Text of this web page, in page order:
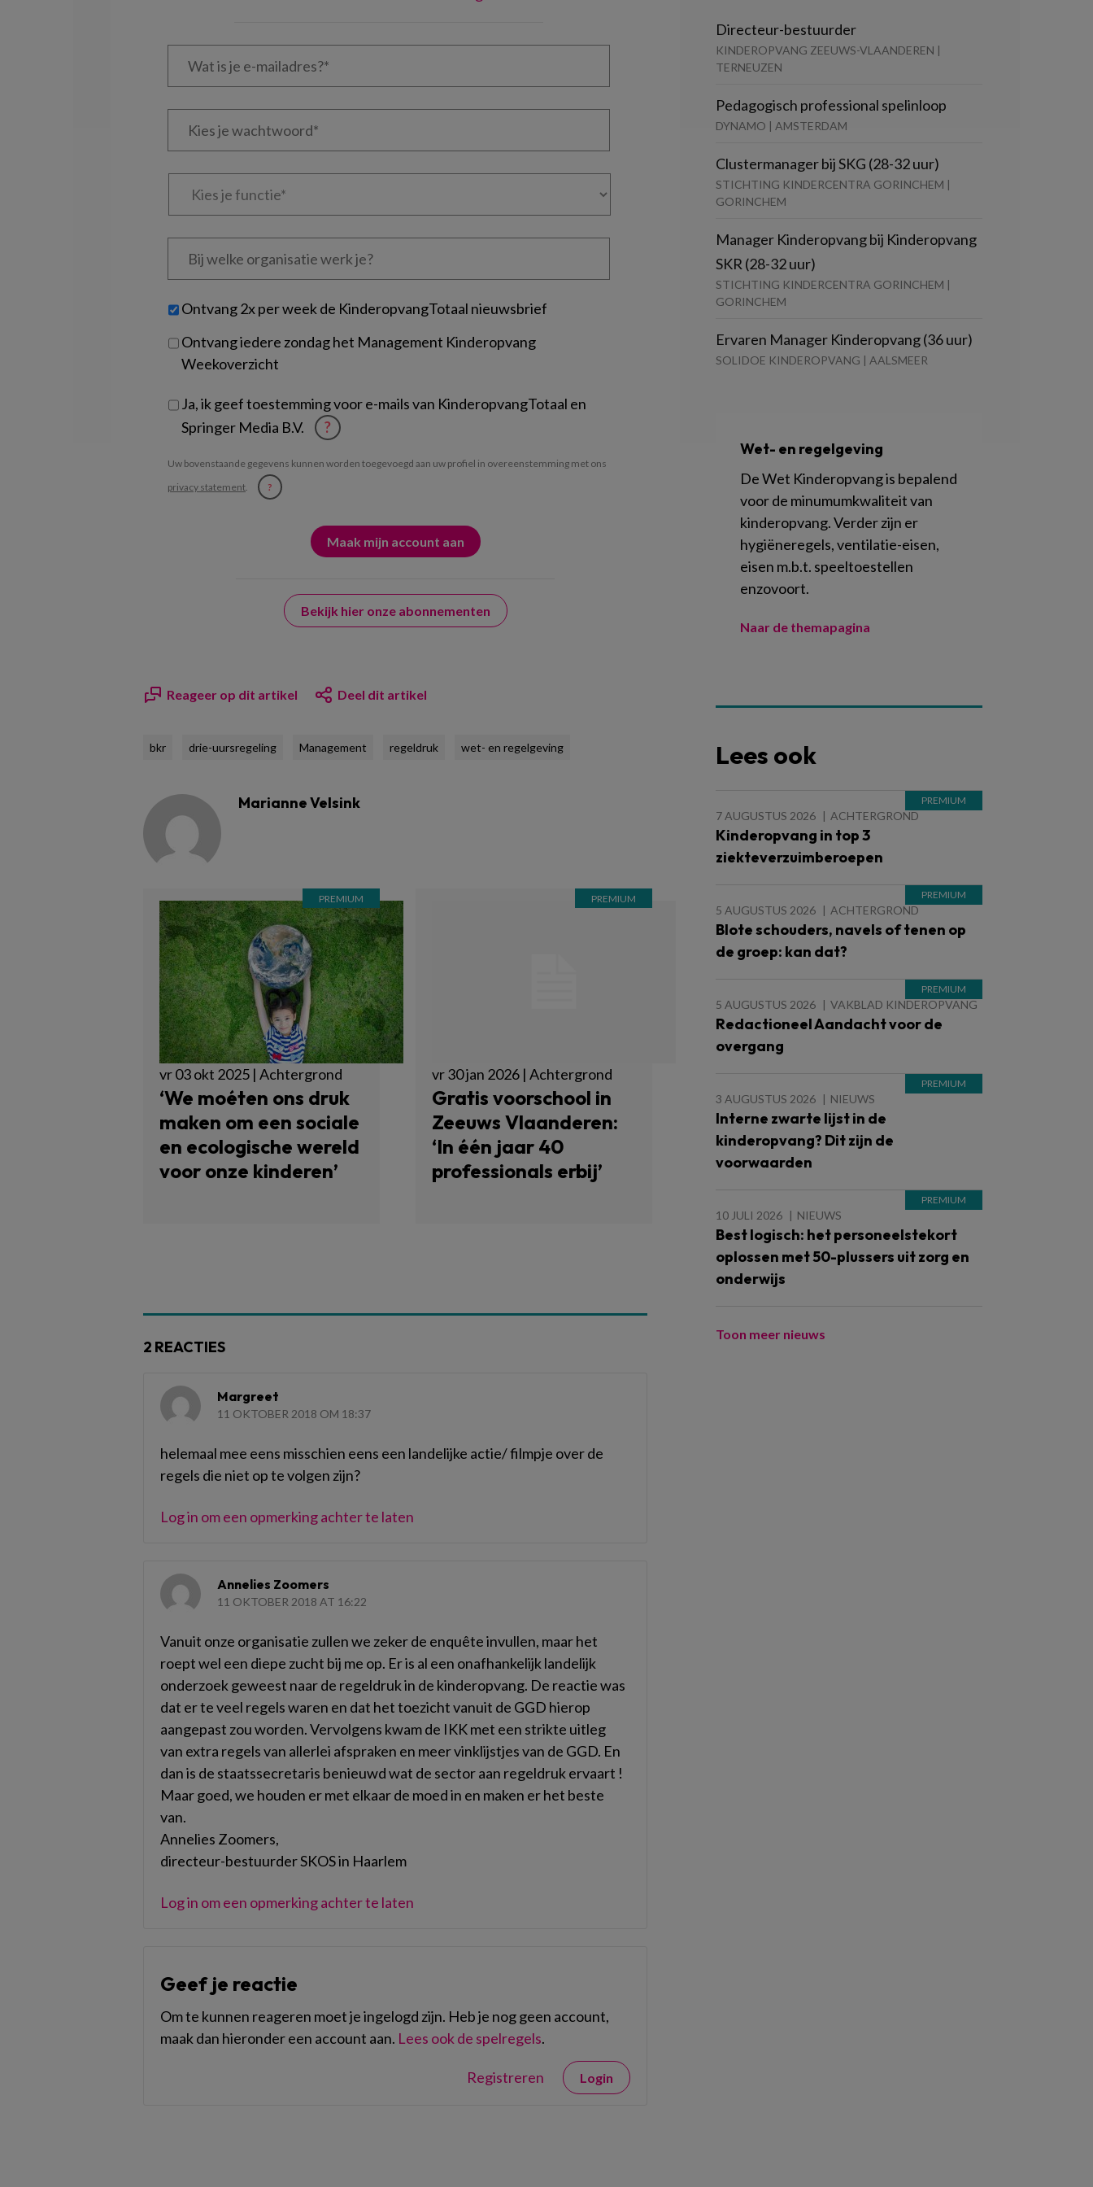
Wat
Kies
Kies
Bij
welke
je?
Untitled
Ontvang 2x per week de KinderopvangTotaal nieuwsbrief
Ontvang iedere zondag het Management Kinderopvang
Weekoverzicht
Ja, ik geef toestemming voor e-mails van KinderopvangTotaal en
Springer Media B.V.
?
Uw bovenstaande gegevens kunnen worden toegevoegd aan uw profiel in overeenstemming met ons
privacy statement. ?
Bekijk hier onze abonnementen
Reageer op dit artikel Deel dit artikel
bkr drie-uursregeling Management regeldruk wet- en regelgeving
Marianne Velsink
vr 03 okt 2025 | Achtergrond
‘We moéten ons druk
maken om een sociale
en ecologische wereld
voor onze kinderen’
vr 30 jan 2026 | Achtergrond
Gratis voorschool in
Zeeuws Vlaanderen:
‘In één jaar 40
professionals erbij’
2 REACTIES
Margreet
11 OKTOBER 2018 OM 18:37
helemaal mee eens misschien eens een landelijke actie/ filmpje over de
regels die niet op te volgen zijn?
Log in om een opmerking achter te laten
Annelies Zoomers
11 OKTOBER 2018 AT 16:22
Vanuit onze organisatie zullen we zeker de enquête invullen, maar het
roept wel een diepe zucht bij me op. Er is al een onafhankelijk landelijk
onderzoek geweest naar de regeldruk in de kinderopvang. De reactie was
dat er te veel regels waren en dat het toezicht vanuit de GGD hierop
aangepast zou worden. Vervolgens kwam de IKK met een strikte uitleg
van extra regels van allerlei afspraken en meer vinklijstjes van de GGD. En
dan is de staatssecretaris benieuwd wat de sector aan regeldruk ervaart !
Maar goed, we houden er met elkaar de moed in en maken er het beste
van.
Annelies Zoomers,
directeur-bestuurder SKOS in Haarlem
Log in om een opmerking achter te laten
Geef je reactie
Om te kunnen reageren moet je ingelogd zijn. Heb je nog geen account,
maak dan hieronder een account aan. Lees ook de spelregels.
Registreren Login
Directeur-bestuurder
KINDEROPVANG ZEEUWS-VLAANDEREN |
TERNEUZEN
Pedagogisch professional spelinloop
DYNAMO | AMSTERDAM
Clustermanager bij SKG (28-32 uur)
STICHTING KINDERCENTRA GORINCHEM |
GORINCHEM
Manager Kinderopvang bij Kinderopvang
SKR (28-32 uur)
STICHTING KINDERCENTRA GORINCHEM |
GORINCHEM
Ervaren Manager Kinderopvang (36 uur)
SOLIDOE KINDEROPVANG | AALSMEER
Wet- en regelgeving
De Wet Kinderopvang is bepalend
voor de minumumkwaliteit van
kinderopvang. Verder zijn er
hygiëneregels, ventilatie-eisen,
eisen m.b.t. speeltoestellen
enzovoort.
Naar de themapagina
Lees ook
7 AUGUSTUS 2026 ACHTERGROND
Kinderopvang in top 3
ziekteverzuimberoepen
5 AUGUSTUS 2026 ACHTERGROND
Blote schouders, navels of tenen op
de groep: kan dat?
5 AUGUSTUS 2026 VAKBLAD KINDEROPVANG
Redactioneel Aandacht voor de
overgang
3 AUGUSTUS 2026 NIEUWS
Interne zwarte lijst in de
kinderopvang? Dit zijn de
voorwaarden
10 JULI 2026 NIEUWS
Best logisch: het personeelstekort
oplossen met 50-plussers uit zorg en
onderwijs
Toon meer nieuws